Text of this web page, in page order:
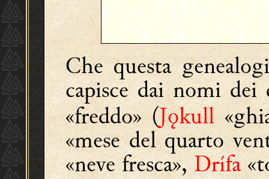
Che questa
capisce dai nomi
«freddo» (Jǫkull
«mese del quarto
«neve fresca»,Drífa